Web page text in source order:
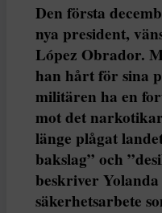
Den första
nya president,
López Obrador.
han hårt för sina
militären ha en
mot det
länge plågat
bakslag” och
beskriver
säkerhetsarbete